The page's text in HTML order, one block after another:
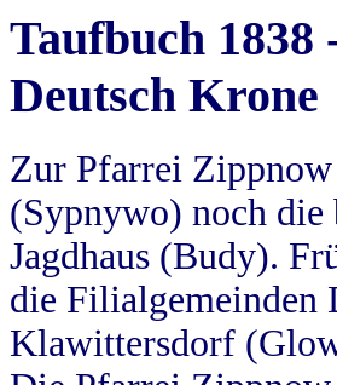
Taufbuch
Deutsch Krone
Zur Pfarrei
(Sypnywo) noch
Jagdhaus (Budy).
die Filialgemeinden
Klawittersdorf